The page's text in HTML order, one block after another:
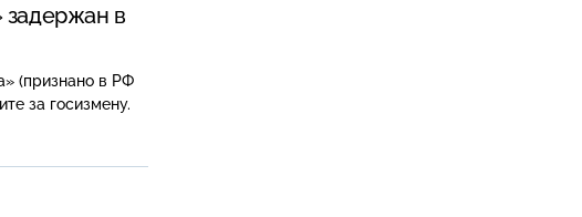
задержан в
(признано в РФ
за госизмену.